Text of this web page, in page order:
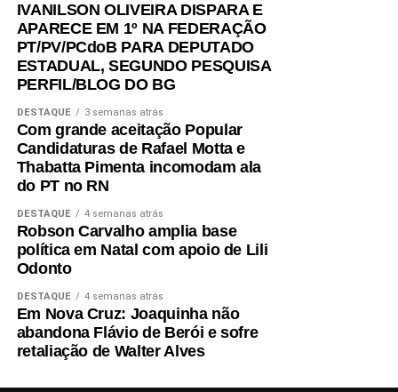
IVANILSON OLIVEIRA DISPARA E
APARECE EM 1º NA FEDERAÇÃO
PT/PV/PCdoB PARA DEPUTADO
ESTADUAL, SEGUNDO PESQUISA
PERFIL/BLOG DO BG
DESTAQUE 3 semanas atrás
Com grande aceitação Popular
Candidaturas de Rafael Motta e
Thabatta Pimenta incomodam ala
do PT no RN
DESTAQUE 4 semanas atrás
Robson Carvalho amplia base
política em Natal com apoio de Lili
Odonto
DESTAQUE 4 semanas atrás
Em Nova Cruz: Joaquinha não
abandona Flávio de Berói e sofre
retaliação de Walter Alves